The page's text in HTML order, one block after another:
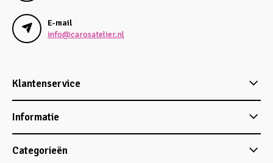
E-mail
info@carosatelier.nl
Klantenservice
Informatie
Categorieën